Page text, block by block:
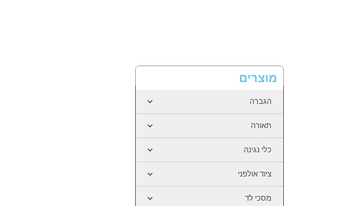
מוצרים
הגברה
תאורה
כלי נגינה
ציוד אולפני
מסכי לד